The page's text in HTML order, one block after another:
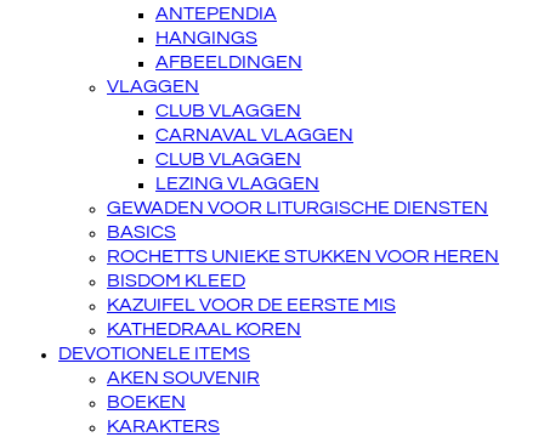
ANTEPENDIA
HANGINGS
AFBEELDINGEN
VLAGGEN
CLUB VLAGGEN
CARNAVAL VLAGGEN
CLUB VLAGGEN
LEZING VLAGGEN
GEWADEN VOOR LITURGISCHE DIENSTEN
BASICS
ROCHETTS UNIEKE STUKKEN VOOR HEREN
BISDOM KLEED
KAZUIFEL VOOR DE EERSTE MIS
KATHEDRAAL KOREN
DEVOTIONELE ITEMS
AKEN SOUVENIR
BOEKEN
KARAKTERS